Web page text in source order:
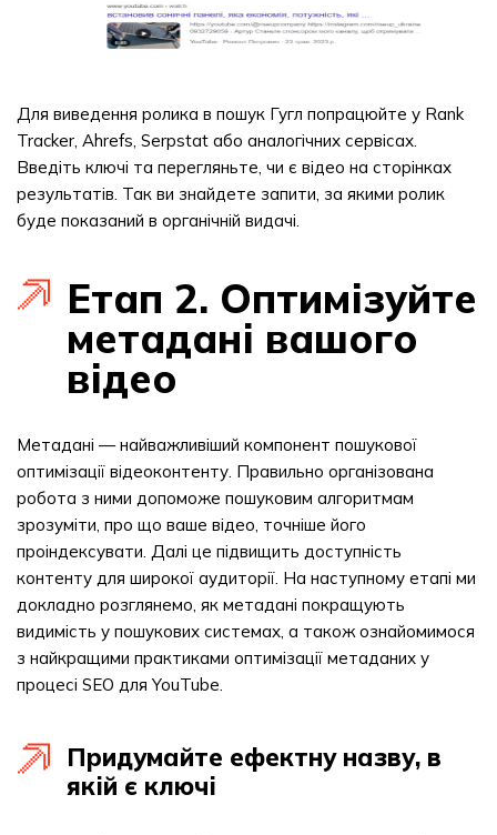
Для виведення ролика в пошук Гугл попрацюйте у Rank
Tracker, Ahrefs, Serpstat або аналогічних сервісах.
Введіть ключі та перегляньте, чи є відео на сторінках
результатів. Так ви знайдете запити, за якими ролик
буде показаний в органічній видачі.
Етап 2. Оптимізуйте
метадані вашого
відео
Метадані — найважливіший компонент пошукової
оптимізації відеоконтенту. Правильно організована
робота з ними допоможе пошуковим алгоритмам
зрозуміти, про що ваше відео, точніше його
проіндексувати. Далі це підвищить доступність
контенту для широкої аудиторії. На наступному етапі ми
докладно розглянемо, як метадані покращують
видимість у пошукових системах, а також ознайомимося
з найкращими практиками оптимізації метаданих у
процесі SEO для YouTube.
Придумайте ефектну назву, в
якій є ключі